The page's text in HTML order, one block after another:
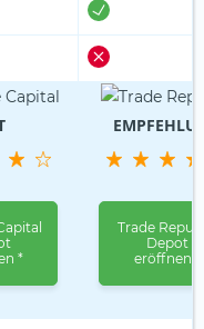
*
Trade
Depot
eröffnen *